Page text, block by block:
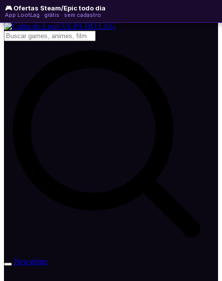
🎮 Ofertas Steam/Epic todo dia
App LootLag · grátis · sem cadastro
sábado, 08 de agosto de 2026 WhatsApp
Newsletter
CULPA DO LAG
Newsletter